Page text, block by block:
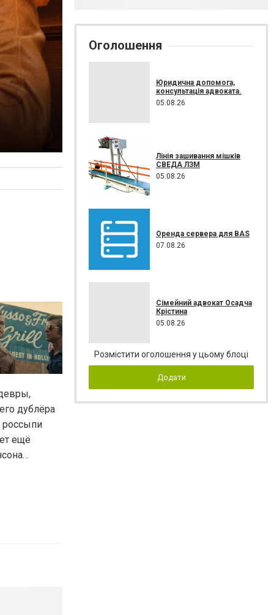
дублёра
россыпи
ещё
Оголошення
Юридична допомога,
консультація адвоката.
05.08.26
Лінія зашивання мішків
СВЕДА ЛЗМ
05.08.26
Оренда сервера для BAS
07.08.26
Сімейний адвокат Осадча
Крістина
05.08.26
Розмістити оголошення у цьому блоці
Додати